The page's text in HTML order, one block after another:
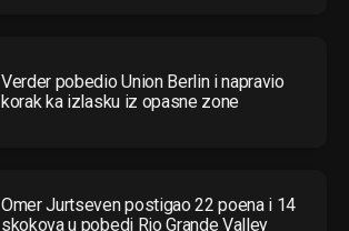
Verder pobedio Union Berlin i napravio
korak ka izlasku iz opasne zone
Omer Jurtseven postigao 22 poena i 14
skokova u pobedi Rio Grande Valley